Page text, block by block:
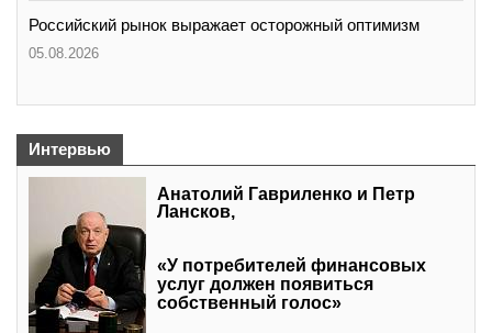
Российский рынок выражает осторожный оптимизм
05.08.2026
Интервью
Анатолий Гавриленко и Петр
Лансков,
«У потребителей финансовых
услуг должен появиться
собственный голос»